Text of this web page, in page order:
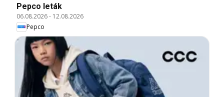
Pepco leták
06.08.2026- 12.08.2026
Pepco